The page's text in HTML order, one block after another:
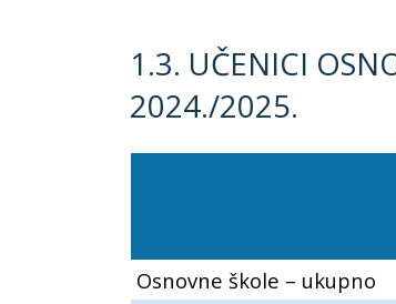
1.3. UČENICI
2024./2025.
Osnovne škole – ukupno